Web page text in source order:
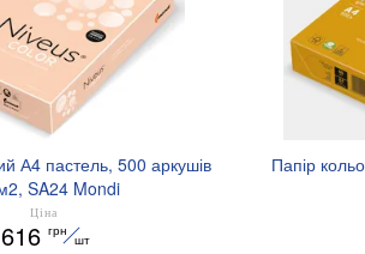
А4 пастель, 500 аркушів
SA24 Mondi
Ціна
616 грн
шт
Папір